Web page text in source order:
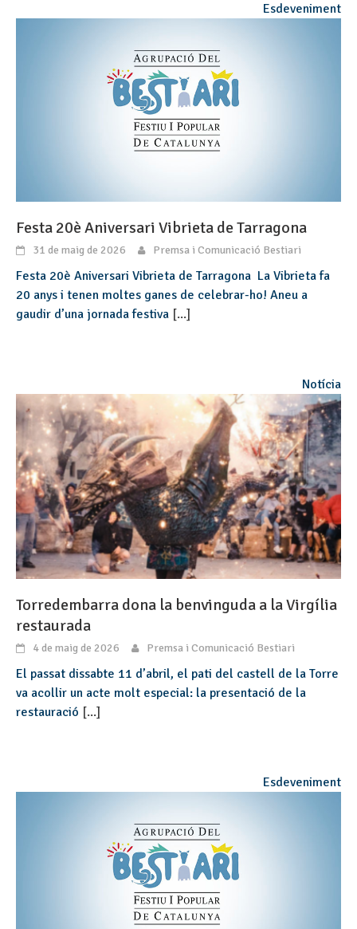
Esdeveniment
Festa 20è Aniversari Vibrieta de Tarragona
31 de maig de 2026 Premsa i Comunicació Bestiari
Festa 20è Aniversari Vibrieta de Tarragona La Vibrieta fa
20 anys i tenen moltes ganes de celebrar-ho! Aneu a
gaudir d’una jornada festiva [...]
Notícia
Torredembarra dona la benvinguda a la Virgília
restaurada
4 de maig de 2026 Premsa i Comunicació Bestiari
El passat dissabte 11 d’abril, el pati del castell de la Torre
va acollir un acte molt especial: la presentació de la
restauració [...]
Esdeveniment